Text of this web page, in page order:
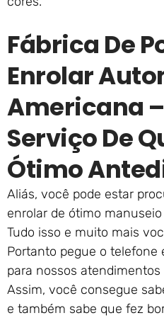
Fábrica De
Enrolar
Americana –
Serviço De
Ótimo
Aliás, você pode estar
enrolar de ótimo
Tudo isso e muito mais
Portanto pegue o telefone
para nossos
Assim, você consegue
e também sabe que fez